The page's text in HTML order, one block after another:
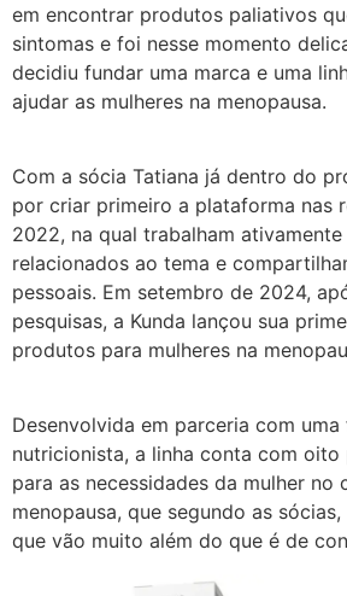
em encontrar produtos paliativos
sintomas e foi nesse momento
decidiu fundar uma marca e uma
ajudar as mulheres na menopausa.
Com a sócia Tatiana já dentro do
por criar primeiro a plataforma nas
2022, na qual trabalham
relacionados ao tema e
pessoais. Em setembro de 2024,
pesquisas, a Kunda lançou sua
produtos para mulheres na
Desenvolvida em parceria com
nutricionista, a linha conta com
para as necessidades da mulher no
menopausa, que segundo as
que vão muito além do que é de